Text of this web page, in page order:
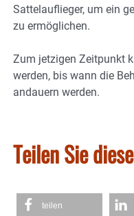
Sattelauflieger, um ein
zu ermöglichen.
Zum jetzigen Zeitpunkt
werden, bis wann die
andauern werden.
Teilen Sie
teilen